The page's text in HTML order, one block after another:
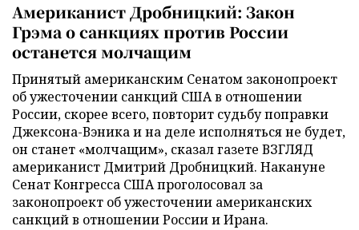
Американист Дробницкий: Закон
Грэма о санкциях против России
останется молчащим
Принятый американским Сенатом законопроект
об ужесточении санкций США в отношении
России, скорее всего, повторит судьбу поправки
Джексона-Вэника и на деле исполняться не будет,
он станет «молчащим», сказал газете ВЗГЛЯД
американист Дмитрий Дробницкий. Накануне
Сенат Конгресса США проголосовал за
законопроект об ужесточении американских
санкций в отношении России и Ирана.